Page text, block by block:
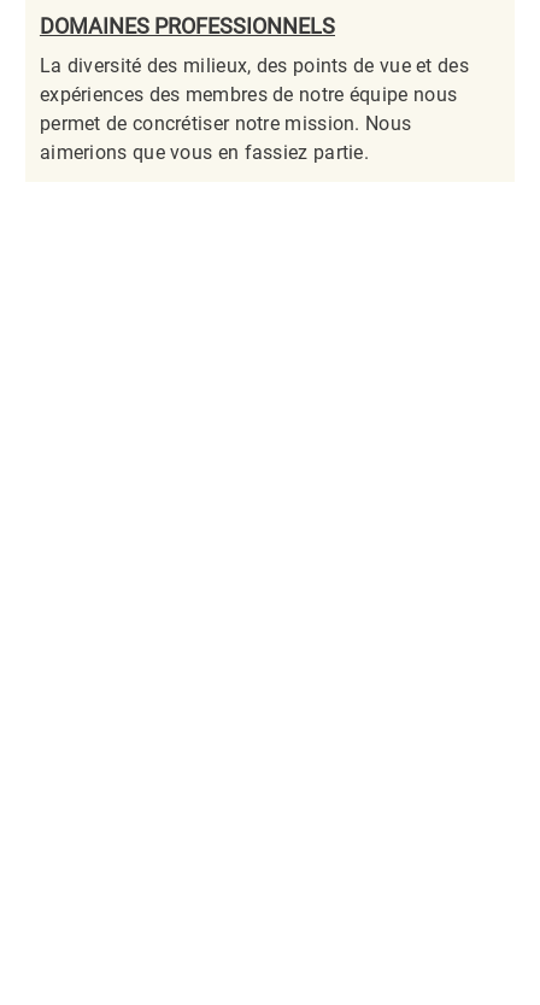
DOMAINES PROFESSIONNELS
La diversité des milieux, des points de vue et des
expériences des membres de notre équipe nous
permet de concrétiser notre mission. Nous
aimerions que vous en fassiez partie.​​​​​​​